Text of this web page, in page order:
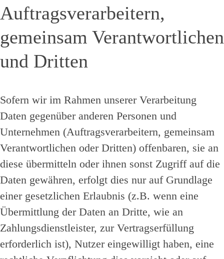
Auftragsverarbeitern,
gemeinsam Verantwortlichen
und Dritten
Sofern wir im Rahmen unserer Verarbeitung
Daten gegenüber anderen Personen und
Unternehmen (Auftragsverarbeitern, gemeinsam
Verantwortlichen oder Dritten) offenbaren, sie an
diese übermitteln oder ihnen sonst Zugriff auf die
Daten gewähren, erfolgt dies nur auf Grundlage
einer gesetzlichen Erlaubnis (z.B. wenn eine
Übermittlung der Daten an Dritte, wie an
Zahlungsdienstleister, zur Vertragserfüllung
erforderlich ist), Nutzer eingewilligt haben, eine